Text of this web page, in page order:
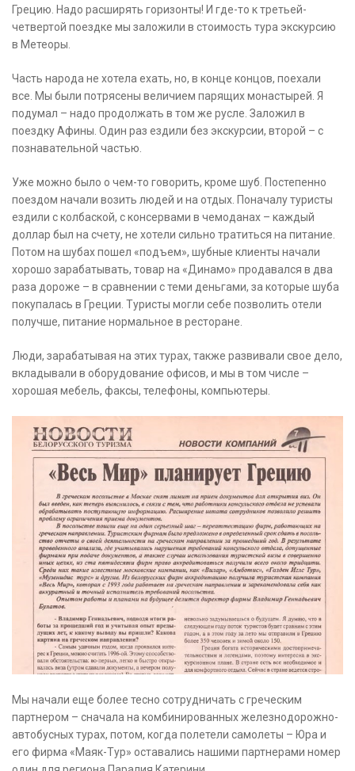
Грецию. Надо расширять горизонты! И где-то к третьей-
четвертой поездке мы заложили в стоимость тура экскурсию
в Метеоры.
Часть народа не хотела ехать, но, в конце концов, поехали
все. Мы были потрясены величием парящих монастырей. Я
подумал – надо продолжать в том же русле. Заложил в
поездку Афины. Один раз ездили без экскурсии, второй – с
познавательной частью.
Уже можно было о чем-то говорить, кроме шуб. Постепенно
поездом начали возить людей и на отдых. Поначалу туристы
ездили с колбаской, с консервами в чемоданах – каждый
доллар был на счету, не хотели сильно тратиться на питание.
Потом на шубах пошел «подъем», шубные клиенты начали
хорошо зарабатывать, товар на «Динамо» продавался в два
раза дороже – в сравнении с теми деньгами, за которые шуба
покупалась в Греции. Туристы могли себе позволить отели
получше, питание нормальное в ресторане.
Люди, зарабатывая на этих турах, также развивали свое дело,
вкладывали в оборудование офисов, и мы в том числе –
хорошая мебель, факсы, телефоны, компьютеры.
Мы начали еще более тесно сотрудничать с греческим
партнером – сначала на комбинированных железнодорожно-
автобусных турах, потом, когда полетели самолеты – Юра и
его фирма «Маяк-Тур» оставались нашими партнерами номер